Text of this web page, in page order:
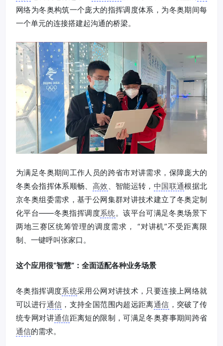
网络为冬奥构筑一个庞大的指挥调度体系，为冬奥期间每
一个单元的连接搭建起沟通的桥梁。
为满足冬奥期间工作人员的跨省市对讲需求，保障庞大的
冬奥会指挥体系顺畅、 高效 、智能运转， 中国联通根据北
京冬奥组委需求，基于公网集群对讲技术建立了冬奥定制
化平台——冬奥指挥调度系统。该平台可满足冬奥场景下
两地三赛区统筹管理的调度需求， “对讲机”不受距离限
制、一键呼叫张家口。
这个应用很“智慧”：全面适配各种业务场景
冬奥指挥调度系统采用公网对讲技术，只要连接上网络就
可以进行通信 ，支持全国范围内超远距离通信 ，突破了传
统专网对讲通信距离短的限制，可满足冬奥赛事期间跨省
通信的需求。